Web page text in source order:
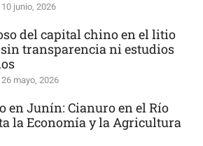
10 junio, 2026
del capital chino en el litio
transparencia ni estudios
26 mayo, 2026
en Junín: Cianuro en el Río
la Economía y la Agricultura